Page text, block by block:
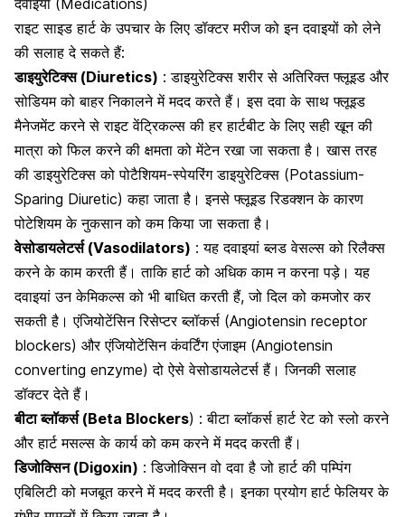
दवाइयां (Medications)
राइट साइड हार्ट के उपचार के लिए डॉक्टर मरीज को इन दवाइयों को लेने
की सलाह दे सकते हैं:
डाइयुरेटिक्स (Diuretics) : डाइयुरेटिक्स शरीर से अतिरिक्त फ्लूइड और
सोडियम को बाहर निकालने में मदद करते हैं। इस दवा के साथ फ्लूइड
मैनेजमेंट करने से राइट वेंट्रिकल्स की हर हार्टबीट के लिए सही खून की
मात्रा को फिल करने की क्षमता को मेंटेन रखा जा सकता है। खास तरह
की डाइयुरेटिक्स को पोटैशियम-स्पेयरिंग डाइयुरेटिक्स (Potassium-
Sparing Diuretic) कहा जाता है। इनसे फ्लूइड रिडक्शन के कारण
पोटेशियम के नुकसान को कम किया जा सकता है।
वेसोडायलेटर्स (Vasodilators) : यह दवाइयां ब्लड वेसल्स को रिलैक्स
करने के काम करती हैं। ताकिहार्ट को अधिक काम न करना पड़े । यह
दवाइयां उन केमिकल्स को भी बाधित करती हैं, जो दिल को कमजोर कर
सकती है। एंजियोटेंसिन रिसेप्टर ब्लॉकर्स (Angiotensin receptor
blockers) और एंजियोटेंसिन कंवर्टिंग एंजाइम (Angiotensin
converting enzyme) दो ऐसे वेसोडायलेटर्स हैं। जिनकी सलाह
डॉक्टर देते हैं।
बीटा ब्लॉकर्स (Beta Blockers) : बीटा ब्लॉकर्स हार्ट रेट को स्लो करने
और हार्ट मसल्स के कार्य को कम करने में मदद करती हैं।
डिजोक्सिन (Digoxin) : डिजोक्सिन वो दवा है जो हार्ट की पम्पिंग
एबिलिटी को मजबूत करने में मदद करती है। इनका प्रयोग हार्ट फेलियर के